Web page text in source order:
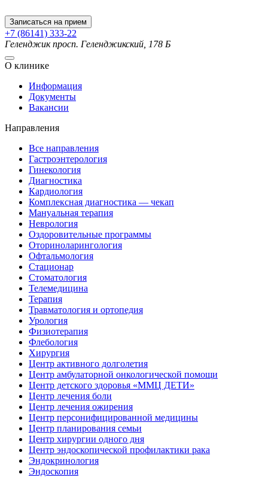
Записаться на прием
+7 (86141) 333-22
Геленджикпросп. Геленджикский, 178 Б
О клинике
Информация
Документы
Вакансии
Направления
Все направления
Гастроэнтерология
Гинекология
Диагностика
Кардиология
Комплексная диагностика — чекап
Мануальная терапия
Неврология
Оздоровительные программы
Оториноларингология
Офтальмология
Стационар
Стоматология
Телемедицина
Терапия
Травматология и ортопедия
Урология
Физиотерапия
Флебология
Хирургия
Центр активного долголетия
Центр амбулаторной онкологической помощи
Центр детского здоровья «ММЦ ДЕТИ»
Центр лечения боли
Центр лечения ожирения
Центр персонифицированной медицины
Центр планирования семьи
Центр хирургии одного дня
Центр эндоскопической профилактики рака
Эндокринология
Эндоскопия